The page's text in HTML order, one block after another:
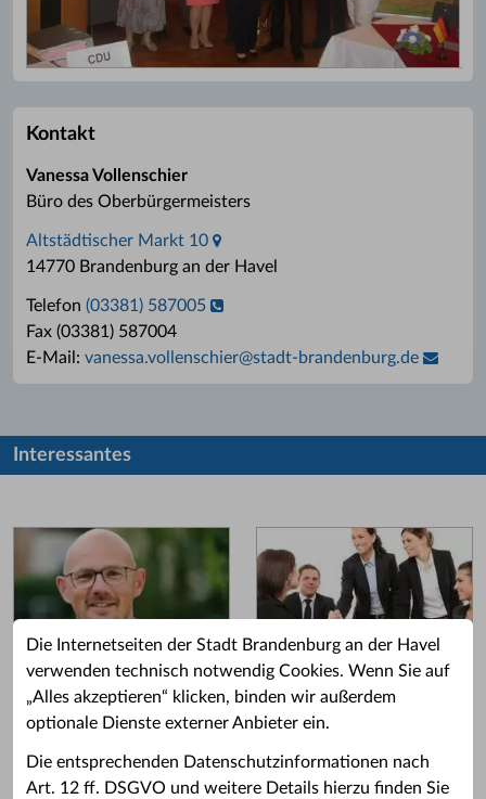
Die Internetseiten der Stadt Brandenburg an der Havel
verwenden technisch notwendig Cookies. Wenn Sie auf
„Alles akzeptieren“ klicken, binden wir außerdem
optionale Dienste externer Anbieter ein.
Die entsprechenden Datenschutzinformationen nach
Art. 12 ff. DSGVO und weitere Details hierzu finden Sie
Kontakt
Vanessa Vollenschier
Büro des Oberbürgermeisters
Altstädtischer Markt 10
14770 Brandenburg an der Havel
Telefon (03381) 587005
Fax (03381) 587004
E-Mail: vanessa.vollenschier@stadt-brandenburg.de
Interessantes
Grußwort des OB
Grußwort von Daniel Keip.
Stellenangebote
Stadtverwaltung.